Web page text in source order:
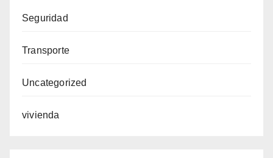
Seguridad
Transporte
Uncategorized
vivienda